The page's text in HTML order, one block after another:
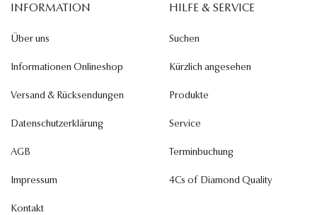
INFORMATION
Über uns
Informationen Onlineshop
Versand & Rücksendungen
Datenschutzerklärung
AGB
Impressum
Kontakt
HILFE & SERVICE
Suchen
Kürzlich angesehen
Produkte
Service
Terminbuchung
4Cs of Diamond Quality